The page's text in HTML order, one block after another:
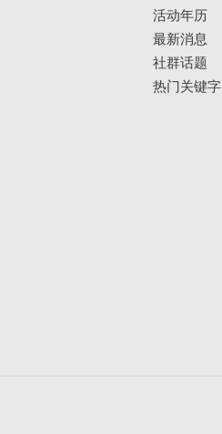
活动年历
最新消息
社群话题
热门关键字